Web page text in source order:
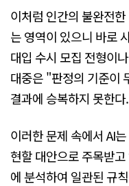
이처럼 인간의 불완전
는 영역이 있으니 바로
대입 수시 모집 전형이
대중은 "판정의 기준이
결과에 승복하지 못한다.
이러한 문제 속에서 AI
현할 대안으로 주목받
에 분석하여 일관된 규